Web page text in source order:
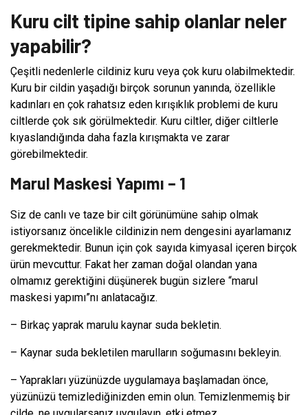
Kuru cilt tipine sahip olanlar neler
yapabilir?
Çeşitli nedenlerle cildiniz kuru veya çok kuru olabilmektedir.
Kuru bir cildin yaşadığı birçok sorunun yanında, özellikle
kadınları en çok rahatsız eden kırışıklık problemi de kuru
ciltlerde çok sık görülmektedir. Kuru ciltler, diğer ciltlerle
kıyaslandığında daha fazla kırışmakta ve zarar
görebilmektedir.
Marul Maskesi Yapımı – 1
Siz de canlı ve taze bir cilt görünümüne sahip olmak
istiyorsanız öncelikle cildinizin nem dengesini ayarlamanız
gerekmektedir. Bunun için çok sayıda kimyasal içeren birçok
ürün mevcuttur. Fakat her zaman doğal olandan yana
olmamız gerektiğini düşünerek bugün sizlere “marul
maskesi yapımı”nı anlatacağız.
– Birkaç yaprak marulu kaynar suda bekletin.
– Kaynar suda bekletilen marulların soğumasını bekleyin.
– Yaprakları yüzünüzde uygulamaya başlamadan önce,
yüzünüzü temizlediğinizden emin olun. Temizlenmemiş bir